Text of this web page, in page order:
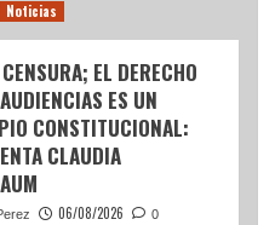
Noticias
EL DERECHO
ES UN
CONSTITUCIONAL:
CLAUDIA
06/08/2026 0